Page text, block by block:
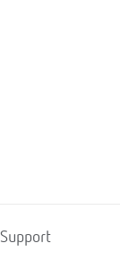
Support